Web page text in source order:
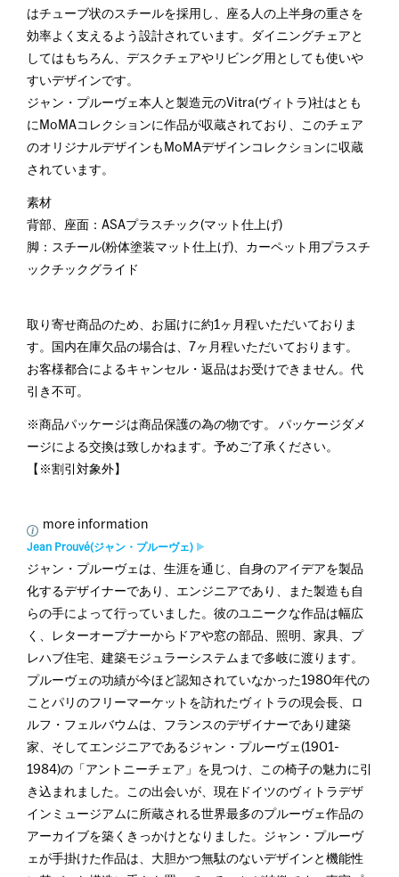
はチューブ状のスチールを採用し、座る人の上半身の重さを
効率よく支えるよう設計されています。ダイニングチェアと
してはもちろん、デスクチェアやリビング用としても使いや
すいデザインです。
ジャン・プルーヴェ本人と製造元のVitra(ヴィトラ)社はとも
にMoMAコレクションに作品が収蔵されており、このチェア
のオリジナルデザインもMoMAデザインコレクションに収蔵
されています。
素材
背部、座面：ASAプラスチック(マット仕上げ)
脚：スチール(粉体塗装マット仕上げ)、カーペット用プラスチ
ックチックグライド
取り寄せ商品のため、お届けに約1ヶ月程いただいておりま
す。国内在庫欠品の場合は、7ヶ月程いただいております。
お客様都合によるキャンセル・返品はお受けできません。代
引き不可。
※商品パッケージは商品保護の為の物です。 パッケージダメ
ージによる交換は致しかねます。予めご了承ください。
【※割引対象外】
more information
Jean Prouvé(ジャン・プルーヴェ)
ジャン・プルーヴェは、生涯を通じ、自身のアイデアを製品
化するデザイナーであり、エンジニアであり、また製造も自
らの手によって行っていました。彼のユニークな作品は幅広
く、レターオープナーからドアや窓の部品、照明、家具、プ
レハブ住宅、建築モジュラーシステムまで多岐に渡ります。
プルーヴェの功績が今ほど認知されていなかった1980年代の
ことパリのフリーマーケットを訪れたヴィトラの現会長、ロ
ルフ・フェルバウムは、フランスのデザイナーであり建築
家、そしてエンジニアであるジャン・プルーヴェ(1901-
1984)の「アントニーチェア」を見つけ、この椅子の魅力に引
き込まれました。この出会いが、現在ドイツのヴィトラデザ
インミュージアムに所蔵される世界最多のプルーヴェ作品の
アーカイブを築くきっかけとなりました。ジャン・プルーヴ
ェが手掛けた作品は、大胆かつ無駄のないデザインと機能性